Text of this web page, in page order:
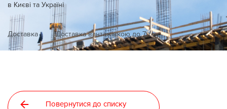
Акції
Галерея
в Києві та Україні
Доставка Доставка вантажівкою до 7 тон
Повернутися до списку